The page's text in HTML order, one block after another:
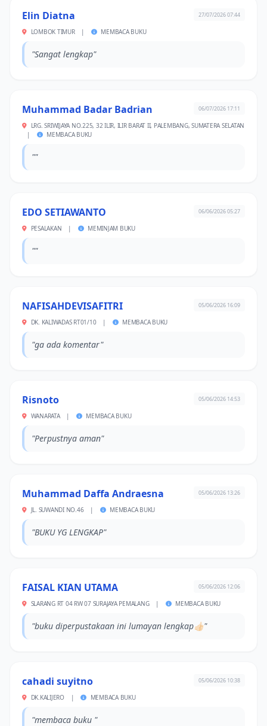
Elin Diatna 27/07/2026 07:44
LOMBOK TIMUR | MEMBACA BUKU
"Sangat lengkap"
Muhammad Badar Badrian 06/07/2026 17:11
LRG. SRIWIJAYA NO.225, 32 ILIR, ILIR BARAT II, PALEMBANG, SUMATERA SELATAN
|
MEMBACA BUKU
""
EDO SETIAWANTO 06/06/2026 05:27
PESALAKAN | MEMINJAM BUKU
""
NAFISAHDEVISAFITRI 05/06/2026 16:09
DK. KALIWADAS RT01/10 | MEMBACA BUKU
"ga ada komentar"
Risnoto 05/06/2026 14:53
WANARATA | MEMBACA BUKU
"Perpustnya aman"
Muhammad Daffa Andraesna 05/06/2026 13:26
JL. SUWANDI NO.46 | MEMBACA BUKU
"BUKU YG LENGKAP"
FAISAL KIAN UTAMA 05/06/2026 12:06
SLARANG RT 04 RW 07 SURAJAYA PEMALANG | MEMBACA BUKU
"buku diperpustakaan ini lumayan lengkap👍🏻"
cahadi suyitno 05/06/2026 10:38
DK.KALIJERO | MEMBACA BUKU
"membaca buku "